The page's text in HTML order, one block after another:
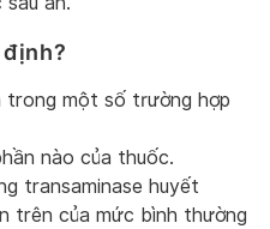
một số trường hợp
nào của thuốc.
transaminase huyết
trên của mức bình thường